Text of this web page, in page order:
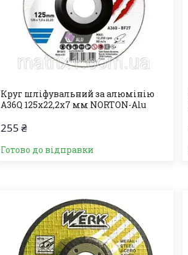
Круг шліфувальний за алюмінію
A36Q 125х22,2х7 мм NORTON-Alu
255 ₴
Готово до відправки